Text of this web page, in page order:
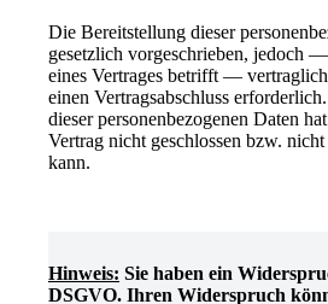
Die Bereitstellung dieser
gesetzlich vorgeschrieben, jedoch
eines Vertrages betrifft —
einen Vertragsabschluss
dieser personenbezogenen Daten
Vertrag nicht geschlossen bzw.
kann.
Hinweis: Sie haben ein
DSGVO. Ihren Widerspruch